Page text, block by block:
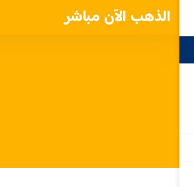
الذهب الآن مباشر